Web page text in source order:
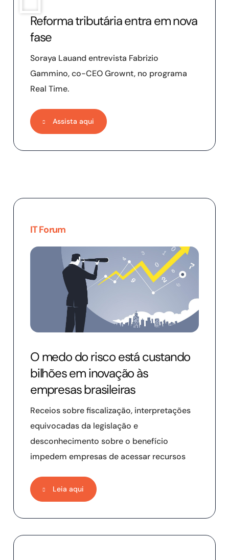
Reforma tributária entra em nova
fase
Soraya Lauand entrevista Fabrizio
Gammino, co-CEO Grownt, no programa
Real Time.
Assista aqui
IT Forum
O medo do risco está custando
bilhões em inovação às
empresas brasileiras
Receios sobre fiscalização, interpretações
equivocadas da legislação e
desconhecimento sobre o benefício
impedem empresas de acessar recursos
Leia aqui